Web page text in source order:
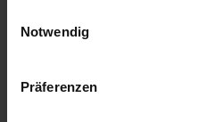
Notwendig
Präferenzen